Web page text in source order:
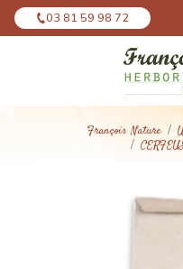
03 81 59 98 72
François Nature
Panneau de gestion des